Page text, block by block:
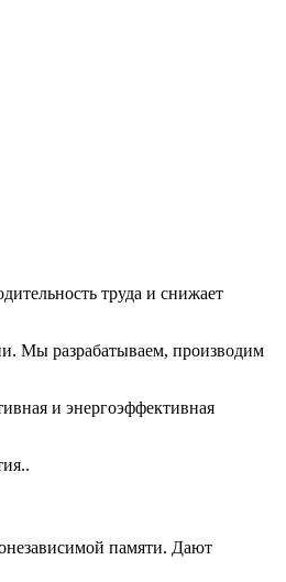
труда и снижает
Мы разрабатываем, производим
и энергоэффективная
памяти. Дают